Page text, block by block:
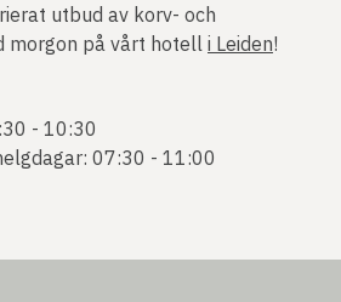
utbud av korv- och
morgon på vårt hotell i Leiden!
- 10:30
07:30 - 11:00